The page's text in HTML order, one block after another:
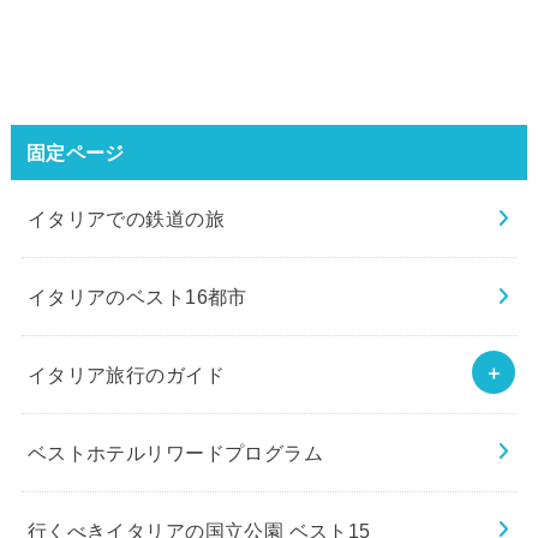
固定ページ
イタリアでの鉄道の旅
イタリアのベスト16都市
イタリア旅行のガイド
ベストホテルリワードプログラム
行くべきイタリアの国立公園 ベスト15